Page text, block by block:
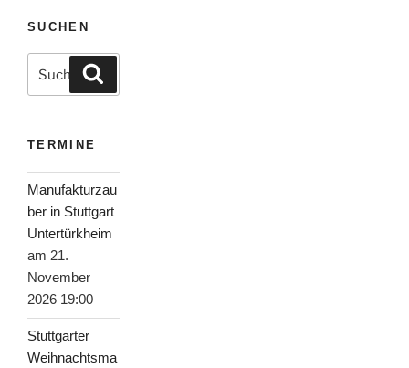
SUCHEN
nach:
TERMINE
Manufakturzau
ber in Stuttgart
Untertürkheim
am 21.
November
2026 19:00
Stuttgarter
Weihnachtsma